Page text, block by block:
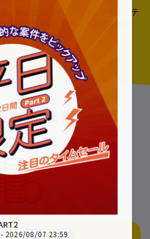
、および交換先によって、セキュリテ
頼をさせていただくことがございま
せ。
動でふえる
2026/08/07 23:59